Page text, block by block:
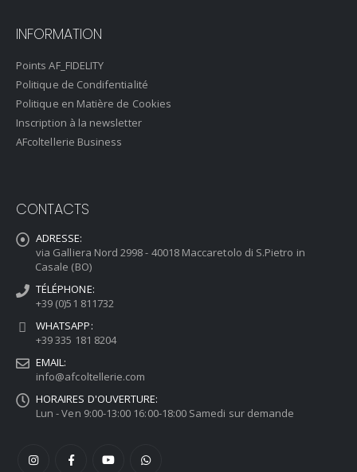
INFORMATION
Points AF_FIDELITY
Politique de Condifentialité
Politique en Matière de Cookies
Inscription à la newsletter
AFcoltellerie Business
CONTACTS
ADRESSE:
via Galliera Nord 2998 - 40018 Maccaretolo di S.Pietro in
Casale (BO)
TÉLÉPHONE:
+39 (0)51 811732
WHATSAPP:
+39 335 181 8204
EMAIL:
info@afcoltellerie.com
HORAIRES D'OUVERTURE:
Lun - Ven 9:00-13:00 16:00-18:00 Samedi sur demande